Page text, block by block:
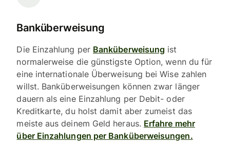
Banküberweisung
Die Einzahlung per Banküberweisung ist
normalerweise die günstigste Option, wenn du für
eine internationale Überweisung bei Wise zahlen
willst. Banküberweisungen können zwar länger
dauern als eine Einzahlung per Debit- oder
Kreditkarte, du holst damit aber zumeist das
meiste aus deinem Geld heraus. Erfahre mehr
über Einzahlungen per Banküberweisungen.